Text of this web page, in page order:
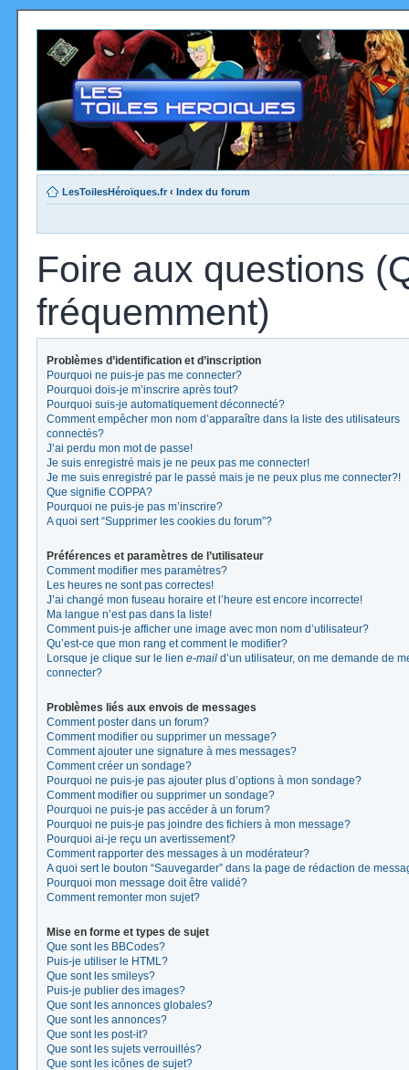
LesToilesHéroïques.fr ‹ Index du forum
Foire aux questions
fréquemment)
Problèmes d’identification et d’inscription
Pourquoi ne puis-je pas me connecter?
Pourquoi dois-je m’inscrire après tout?
Pourquoi suis-je automatiquement déconnecté?
Comment empêcher mon nom d’apparaître dans la liste des utilisateurs
connectés?
J’ai perdu mon mot de passe!
Je suis enregistré mais je ne peux pas me connecter!
Je me suis enregistré par le passé mais je ne peux plus me connecter?!
Que signifie COPPA?
Pourquoi ne puis-je pas m’inscrire?
A quoi sert “Supprimer les cookies du forum”?
Préférences et paramètres de l’utilisateur
Comment modifier mes paramètres?
Les heures ne sont pas correctes!
J’ai changé mon fuseau horaire et l’heure est encore incorrecte!
Ma langue n’est pas dans la liste!
Comment puis-je afficher une image avec mon nom d’utilisateur?
Qu’est-ce que mon rang et comment le modifier?
Lorsque je clique sur le lien e-mail d’un utilisateur, on me demande de
connecter?
Problèmes liés aux envois de messages
Comment poster dans un forum?
Comment modifier ou supprimer un message?
Comment ajouter une signature à mes messages?
Comment créer un sondage?
Pourquoi ne puis-je pas ajouter plus d’options à mon sondage?
Comment modifier ou supprimer un sondage?
Pourquoi ne puis-je pas accéder à un forum?
Pourquoi ne puis-je pas joindre des fichiers à mon message?
Pourquoi ai-je reçu un avertissement?
Comment rapporter des messages à un modérateur?
A quoi sert le bouton “Sauvegarder” dans la page de rédaction de
Pourquoi mon message doit être validé?
Comment remonter mon sujet?
Mise en forme et types de sujet
Que sont les BBCodes?
Puis-je utiliser le HTML?
Que sont les smileys?
Puis-je publier des images?
Que sont les annonces globales?
Que sont les annonces?
Que sont les post-it?
Que sont les sujets verrouillés?
Que sont les icônes de sujet?